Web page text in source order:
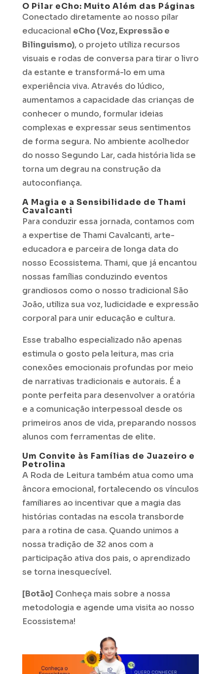
O Pilar eCho: Muito Além das Páginas
Conectado diretamente ao nosso pilar
educacional eCho (Voz, Expressão e
Bilinguismo), o projeto utiliza recursos
visuais e rodas de conversa para tirar o livro
da estante e transformá-lo em uma
experiência viva. Através do lúdico,
aumentamos a capacidade das crianças de
conhecer o mundo, formular ideias
complexas e expressar seus sentimentos
de forma segura. No ambiente acolhedor
do nosso Segundo Lar, cada história lida se
torna um degrau na construção da
autoconfiança.
A Magia e a Sensibilidade de Thami
Cavalcanti
Para conduzir essa jornada, contamos com
a expertise de Thami Cavalcanti, arte-
educadora e parceira de longa data do
nosso Ecossistema. Thami, que já encantou
nossas famílias conduzindo eventos
grandiosos como o nosso tradicional São
João, utiliza sua voz, ludicidade e expressão
corporal para unir educação e cultura.
Esse trabalho especializado não apenas
estimula o gosto pela leitura, mas cria
conexões emocionais profundas por meio
de narrativas tradicionais e autorais. É a
ponte perfeita para desenvolver a oratória
e a comunicação interpessoal desde os
primeiros anos de vida, preparando nossos
alunos com ferramentas de elite.
Um Convite às Famílias de Juazeiro e
Petrolina
A Roda de Leitura também atua como uma
âncora emocional, fortalecendo os vínculos
familiares ao incentivar que a magia das
histórias contadas na escola transborde
para a rotina de casa. Quando unimos a
nossa tradição de 32 anos com a
participação ativa dos pais, o aprendizado
se torna inesquecível.
[Botão] Conheça mais sobre a nossa
metodologia e agende uma visita ao nosso
Ecossistema!